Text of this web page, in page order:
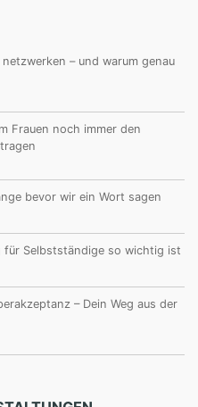
– und warum genau
Frauen noch immer den
bevor wir ein Wort sagen
für Selbstständige so wichtig ist
– Dein Weg aus der